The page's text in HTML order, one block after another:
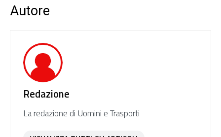
Autore
Redazione
La redazione di Uomini e Trasporti